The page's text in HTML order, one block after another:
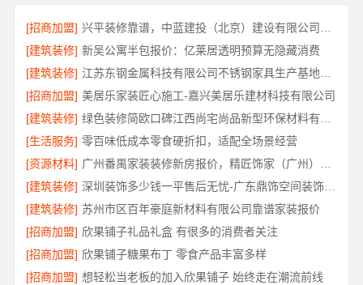
[招商加盟]
[建筑装修] 新吴公寓半包报价：亿莱居透明预算无隐藏消费
[建筑装修]
[招商加盟] 美居乐家装匠心施工-嘉兴美居乐建材科技有限公司
[建筑装修]
[生活服务] 零百味低成本零食硬折扣，适配全场景经营
[资源材料]
[建筑装修]
深圳装饰多少钱一平售后无忧-广东鼎饰空间装饰工程有限公司
[建筑装修] 苏州市区百年豪庭新材料有限公司靠谱家装报价
[招商加盟] 欣果铺子礼品礼盒 有很多的消费者关注
[招商加盟] 欣果铺子糖果布丁 零食产品丰富多样
[招商加盟] 想轻松当老板的加入欣果铺子 始终走在潮流前线